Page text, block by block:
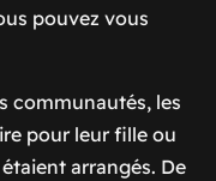
pouvez vous
communautés, les
pour leur fille ou
arrangés. De